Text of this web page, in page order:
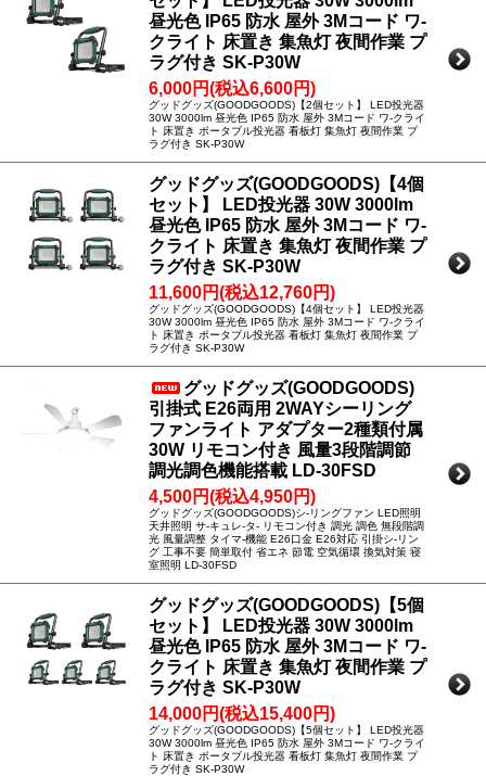
昼光色 IP65 防水 屋外 3Mコード ワ-
クライト 床置き 集魚灯 夜間作業 プ
ラグ付き SK-P30W
6,000円(税込6,600円)
グッドグッズ(GOODGOODS)【2個セット】 LED投光器
30W 3000lm 昼光色 IP65 防水 屋外 3Mコード ワ-クライ
ト 床置き ポータブル投光器 看板灯 集魚灯 夜間作業 プ
ラグ付き SK-P30W
グッドグッズ(GOODGOODS)【4個
セット】 LED投光器 30W 3000lm
昼光色 IP65 防水 屋外 3Mコード ワ-
クライト 床置き 集魚灯 夜間作業 プ
ラグ付き SK-P30W
11,600円(税込12,760円)
グッドグッズ(GOODGOODS)【4個セット】 LED投光器
30W 3000lm 昼光色 IP65 防水 屋外 3Mコード ワ-クライ
ト 床置き ポータブル投光器 看板灯 集魚灯 夜間作業 プ
ラグ付き SK-P30W
グッドグッズ(GOODGOODS)
引掛式 E26両用 2WAYシーリング
ファンライト アダプター2種類付属
30W リモコン付き 風量3段階調節
調光調色機能搭載 LD-30FSD
4,500円(税込4,950円)
グッドグッズ(GOODGOODS)シ-リングファン LED照明
天井照明 サ-キュレ-タ- リモコン付き 調光 調色 無段階調
光 風量調整 タイマ-機能 E26口金 E26対応 引掛シ-リン
グ 工事不要 簡単取付 省エネ 節電 空気循環 換気対策 寝
室照明 LD-30FSD
グッドグッズ(GOODGOODS)【5個
セット】 LED投光器 30W 3000lm
昼光色 IP65 防水 屋外 3Mコード ワ-
クライト 床置き 集魚灯 夜間作業 プ
ラグ付き SK-P30W
14,000円(税込15,400円)
グッドグッズ(GOODGOODS)【5個セット】 LED投光器
30W 3000lm 昼光色 IP65 防水 屋外 3Mコード ワ-クライ
ト 床置き ポータブル投光器 看板灯 集魚灯 夜間作業 プ
ラグ付き SK-P30W